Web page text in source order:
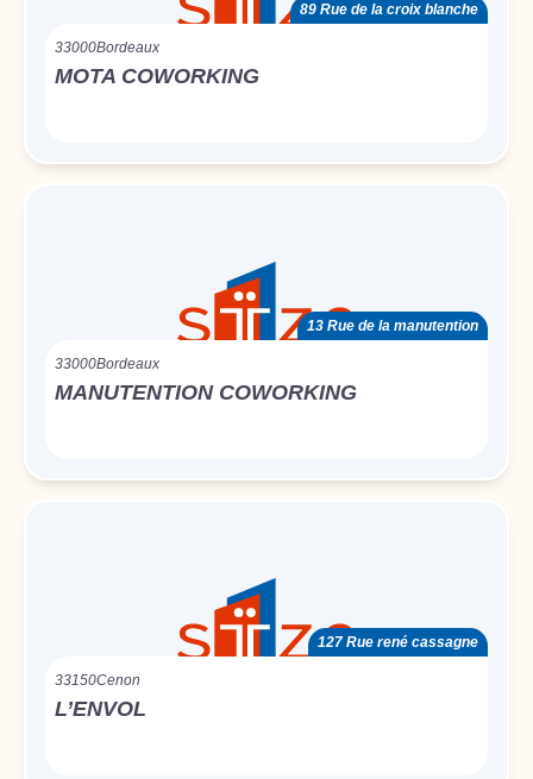
89 Rue de la croix blanche
33000Bordeaux
MOTA COWORKING
13 Rue de la manutention
33000Bordeaux
MANUTENTION COWORKING
127 Rue rené cassagne
33150Cenon
L’ENVOL